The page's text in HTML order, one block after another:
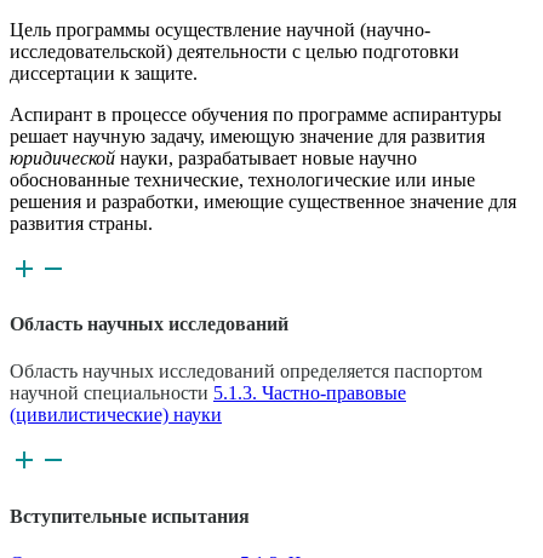
Цель программы осуществление научной (научно-
исследовательской) деятельности с целью подготовки
диссертации к защите.
Аспирант в процессе обучения по программе аспирантуры
решает научную задачу, имеющую значение для развития
юридической науки, разрабатывает новые научно
обоснованные технические, технологические или иные
решения и разработки, имеющие существенное значение для
развития страны.
Область научных исследований
Область научных исследований определяется паспортом
научной специальности 5.1.3. Частно-правовые
(цивилистичеcкие) науки
Вступительные испытания